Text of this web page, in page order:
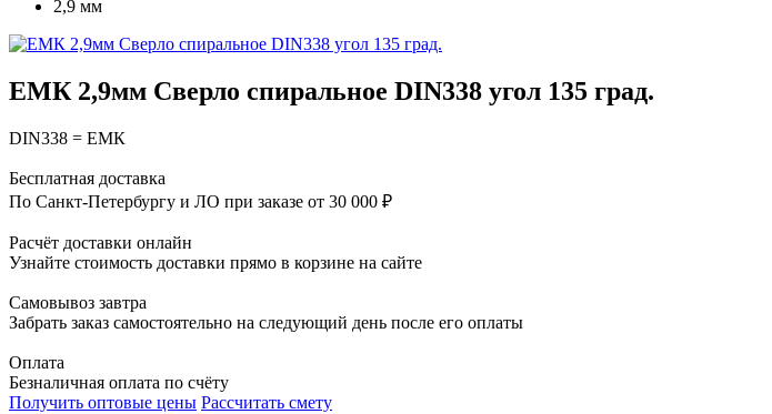
2,9 мм
ЕМК 2,9мм Сверло спиральное DIN338 угол 135 град.
DIN338 = ЕМК
Бесплатная доставка
По Санкт-Петербургу и ЛО при заказе от 30 000 ₽
Расчёт доставки онлайн
Узнайте стоимость доставки прямо в корзине на сайте
Самовывоз завтра
Забрать заказ самостоятельно на следующий день после его оплаты
Оплата
Безналичная оплата по счёту
Получить оптовые цены Рассчитать смету